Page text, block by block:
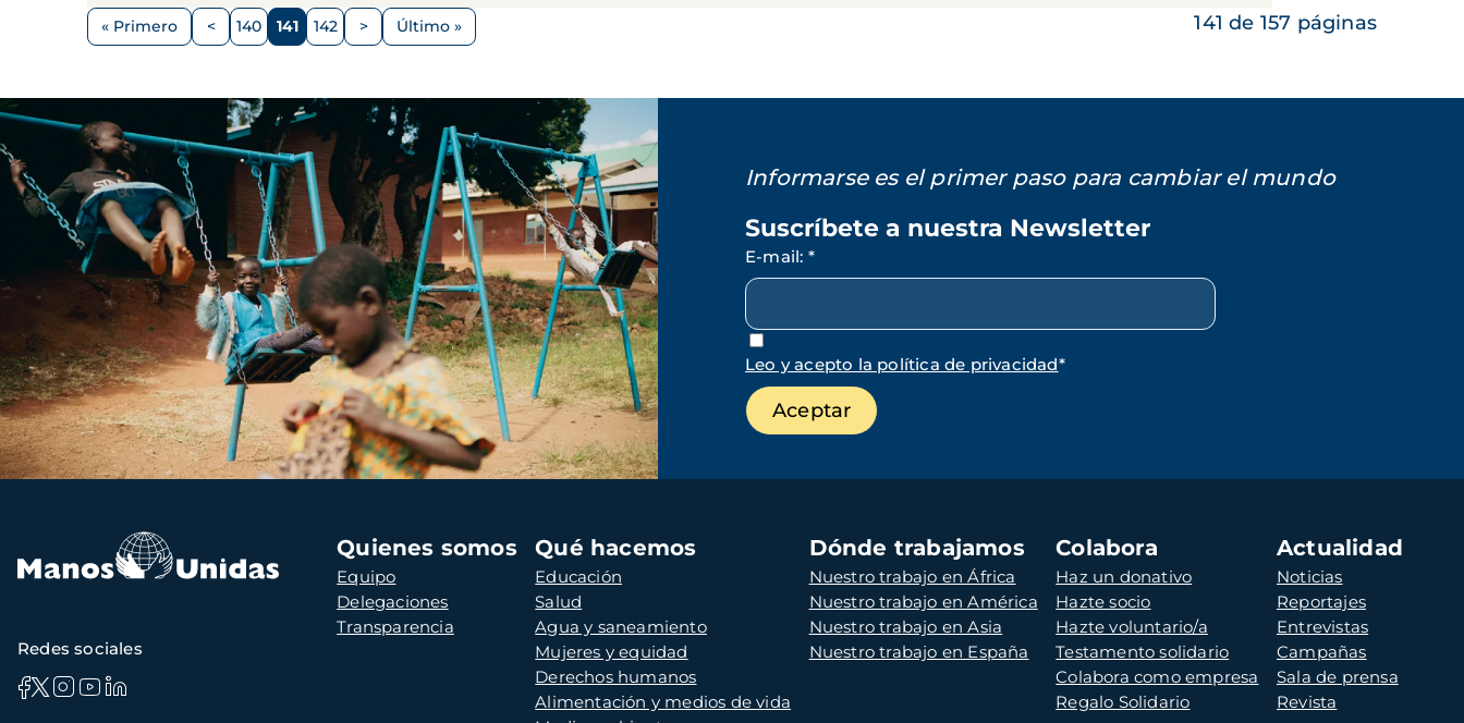
Paginación
Primera
« Primero
Página
< Página
140 Página
141 Página
142
Siguiente
>
Última
Último » 141 de 157 páginas
Informarse es el primer paso para cambiar el mundo
Suscríbete a nuestra Newsletter
E-mail: *
Leo y acepto la política de privacidad*
Navegación
principal
Quienes somos
Equipo
Delegaciones
Transparencia
Qué hacemos
Educación
Salud
Agua y saneamiento
Mujeres y equidad
Derechos humanos
Alimentación y medios de vida
Dónde trabajamos
Nuestro trabajo en África
Nuestro trabajo en América
Nuestro trabajo en Asia
Nuestro trabajo en España
Colabora
Haz un donativo
Hazte socio
Hazte voluntario/a
Testamento solidario
Colabora como empresa
Regalo Solidario
Actualidad
Noticias
Reportajes
Entrevistas
Campañas
Sala de prensa
Revista
Redes sociales